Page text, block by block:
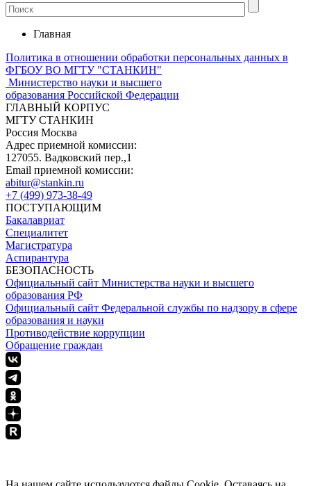
Главная
Политика в отношении обработки персональных данных в
ФГБОУ ВО МГТУ "СТАНКИН"
Министерство науки и высшего
образования Российской Федерации
ГЛАВНЫЙ КОРПУС
МГТУ СТАНКИН
Россия Москва
Адрес приемной комиссии:
127055. Вадковский пер.,1
Email приемной комиссии:
abitur@stankin.ru
+7 (499) 973-38-49
ПОСТУПАЮЩИМ
Бакалавриат
Специалитет
Магистратура
Аспирантура
БЕЗОПАСНОСТЬ
Официальный сайт Министерства науки и высшего
образования РФ
Официальный сайт Федеральной службы по надзору в сфере
образования и науки
Противодействие коррупции
Обращение граждан